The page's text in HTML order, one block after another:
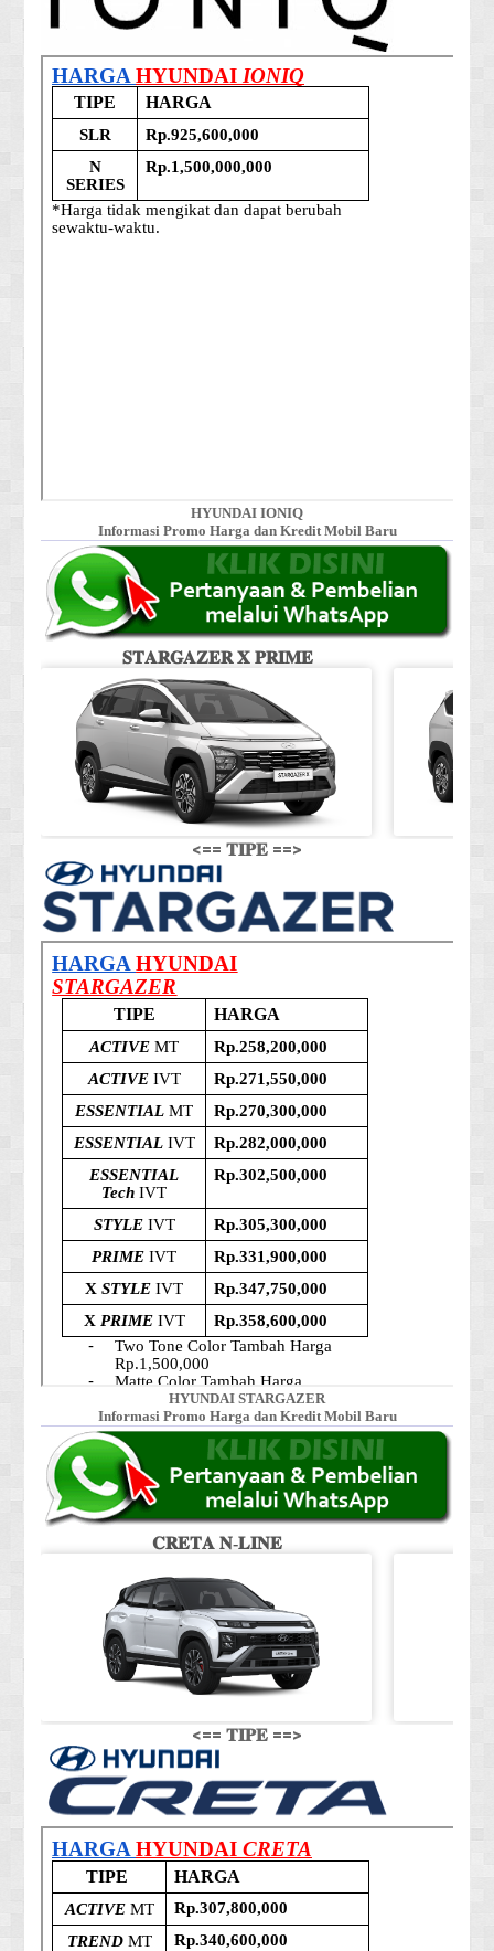
HYUNDAI IONIQ
Informasi Promo Harga dan Kredit Mobil Baru
𝐒𝐓𝐀𝐑𝐆𝐀𝐙𝐄𝐑 𝐗 𝐏𝐑𝐈𝐌𝐄
<== 𝐓𝐈𝐏𝐄 ==>
HYUNDAI STARGAZER
Informasi Promo Harga dan Kredit Mobil Baru
𝐂𝐑𝐄𝐓𝐀 𝐍-𝐋𝐈𝐍𝐄
<== 𝐓𝐈𝐏𝐄 ==>